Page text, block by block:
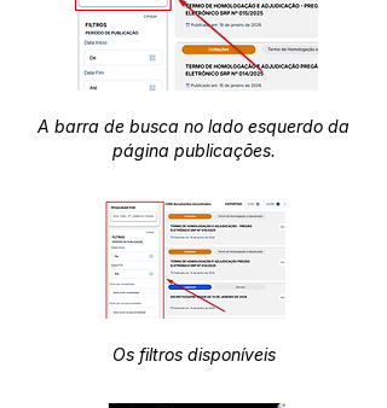
A barra de busca no lado esquerdo da
página publicações.
Os filtros disponíveis